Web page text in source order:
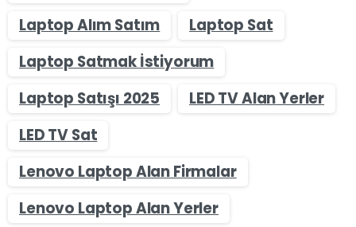
Laptop Alım Satım
Laptop Sat
Laptop Satmak İstiyorum
Laptop Satışı 2025
LED TV Alan Yerler
LED TV Sat
Lenovo Laptop Alan Firmalar
Lenovo Laptop Alan Yerler